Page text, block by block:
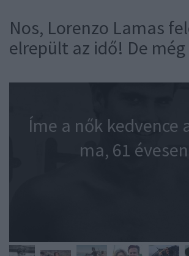
Nos, Lorenzo Lamas
elrepült az idő! De
Íme a nők kedvence
ma, 61